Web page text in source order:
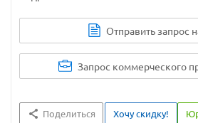
Отправить запрос
Запрос коммерческого
Поделиться Хочу скидку!